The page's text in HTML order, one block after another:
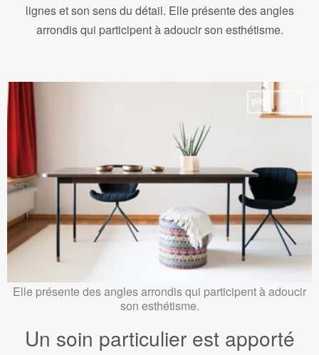
lignes et son sens du détail. Elle présente des angles
arrondis qui participent à adoucir son esthétisme.
Elle présente des angles arrondis qui participent à adoucir
son esthétisme.
Un soin particulier est apporté